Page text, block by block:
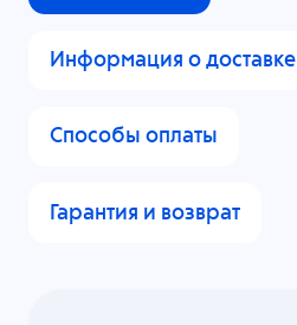
Информация о доставке
Способы оплаты
Гарантия и возврат